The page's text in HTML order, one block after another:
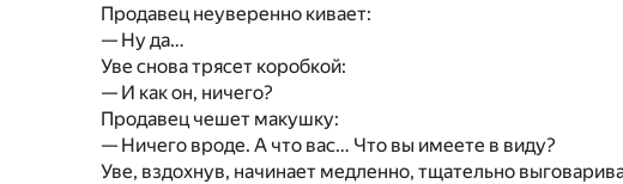
Продавец неуверенно кивает:
— Ну да…
Уве снова трясет коробкой:
— И как он, ничего?
Продавец чешет макушку:
— Ничего вроде. А что вас… Что вы имеете в виду?
Уве, вздохнув, начинает медленно, тщательно